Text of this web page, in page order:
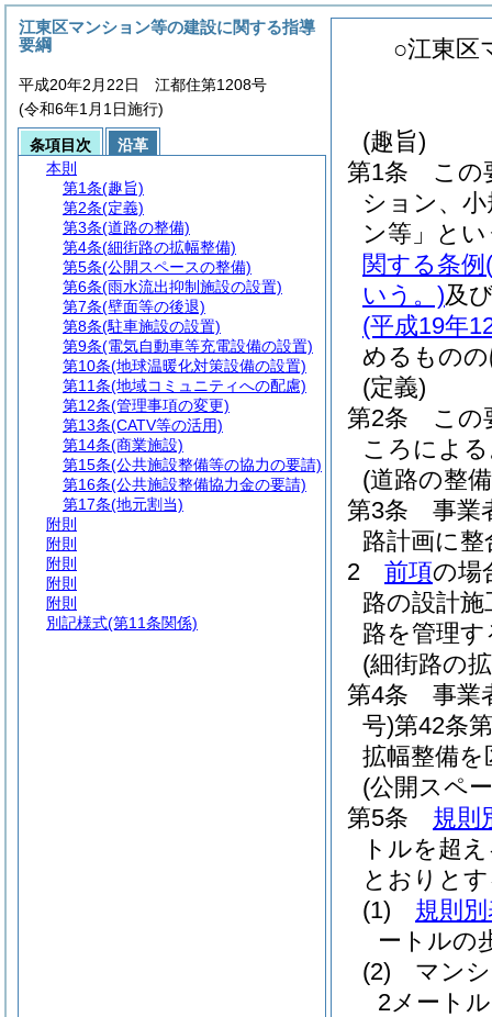
○江東区
(趣旨)
第1条
この
ション、
ン等」と
関する条例
いう。)及
(平成19年
めるもの
(定義)
第2条
この
ころによ
(道路の整
第3条
事業
路計画に
2
前項の場
路の設計
路を管理
(細街路の
第4条
事業
号)第42条
拡幅整備
(公開スペ
第5条
規則
トルを超
とおりと
(1)
規則
ートルの
(2)
マン
2メート
江東区マンション等の建設に関する指導
要綱
平成20年2月22日 江都住第1208号
(令和6年1月1日施行)
条項目次
沿革
本則
第1条(趣旨)
第2条(定義)
第3条(道路の整備)
第4条(細街路の拡幅整備)
第5条(公開スペースの整備)
第6条(雨水流出抑制施設の設置)
第7条(壁面等の後退)
第8条(駐車施設の設置)
第9条(電気自動車等充電設備の設置)
第10条(地球温暖化対策設備の設置)
第11条(地域コミュニティへの配慮)
第12条(管理事項の変更)
第13条(CATV等の活用)
第14条(商業施設)
第15条(公共施設整備等の協力の要請)
第16条(公共施設整備協力金の要請)
第17条(地元割当)
附則
附則
附則
附則
附則
別記様式(第11条関係)